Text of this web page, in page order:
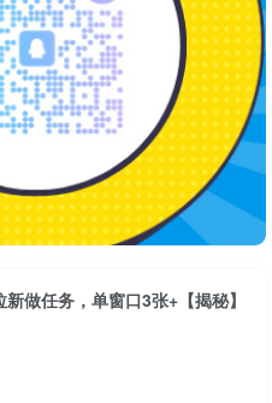
做任务，单窗口3张+【揭秘】